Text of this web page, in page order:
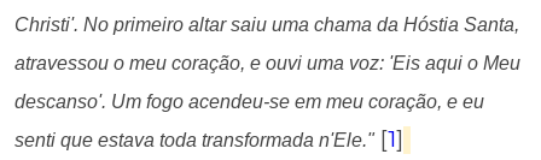
Christi'. No primeiro altar saiu uma chama da Hóstia Santa,
atravessou o meu coração, e ouvi uma voz: 'Eis aqui o Meu
descanso'. Um fogo acendeu-se em meu coração, e eu
senti que estava toda transformada n'Ele."[1]